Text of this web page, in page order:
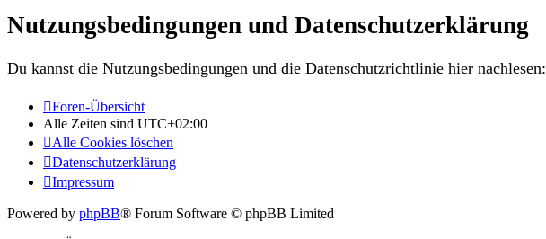
Nutzungsbedingungen und Datenschutzerklärung
Du kannst die Nutzungsbedingungen und die Datenschutzrichtlinie hier nachlesen:
Foren-Übersicht
Alle Zeiten sind UTC+02:00
Alle Cookies löschen
Datenschutzerklärung
Impressum
Powered by phpBB® Forum Software © phpBB Limited